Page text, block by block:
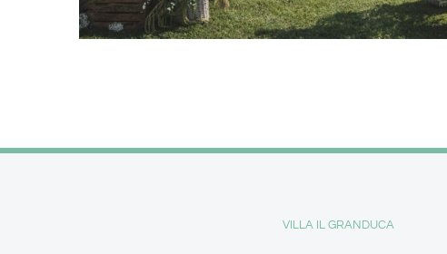
VILLA IL GRANDUCA